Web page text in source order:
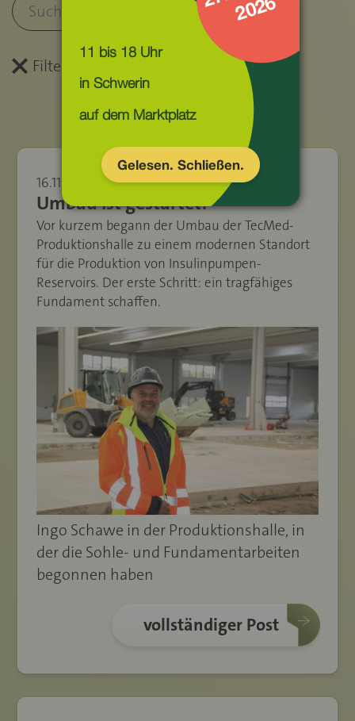
Suchbegriff eingeben Suche
Filter zurücksetzen
Filter zurücksetzen
16.11.23
Umbau ist gestartet!
Vor kurzem begann der Umbau der TecMed-
Produktionshalle zu einem modernen Standort
für die Produktion von Insulinpumpen-
Reservoirs. Der erste Schritt: ein tragfähiges
Fundament schaffen.
Ingo Schawe in der Produktionshalle, in
der die Sohle- und Fundamentarbeiten
begonnen haben
vollständiger Post
6
11 bis 18 Uhr
auf dem Marktplatz
Gelesen. Schließen.